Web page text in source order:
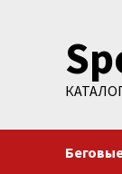
содержимому